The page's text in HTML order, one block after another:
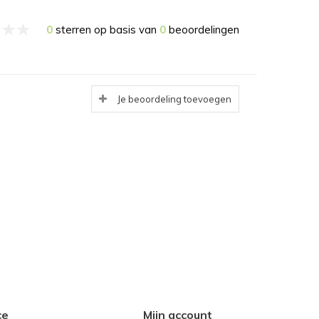
0 sterren op basis van 0 beoordelingen
Je beoordeling toevoegen
Mijn account